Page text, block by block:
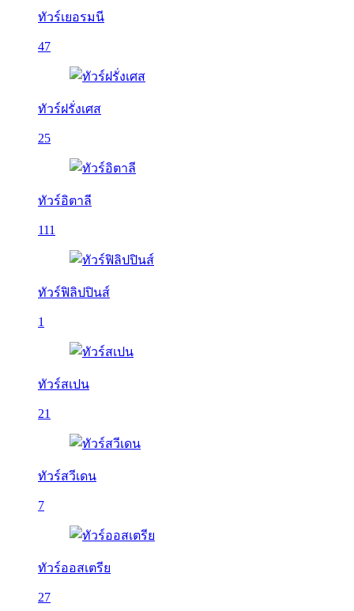
ทัวร์เยอรมนี
47
ทัวร์ฝรั่งเศส
25
ทัวร์อิตาลี
111
ทัวร์ฟิลิปปินส์
1
ทัวร์สเปน
21
ทัวร์สวีเดน
7
ทัวร์ออสเตรีย
27